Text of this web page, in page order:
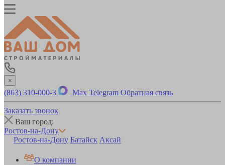
×
(863) 310-000-3 Max Telegram Обратная связь
Заказать звонок
Ваш город:
Ростов-на-Дону
Ростов-на-Дону Батайск Аксай
О компании